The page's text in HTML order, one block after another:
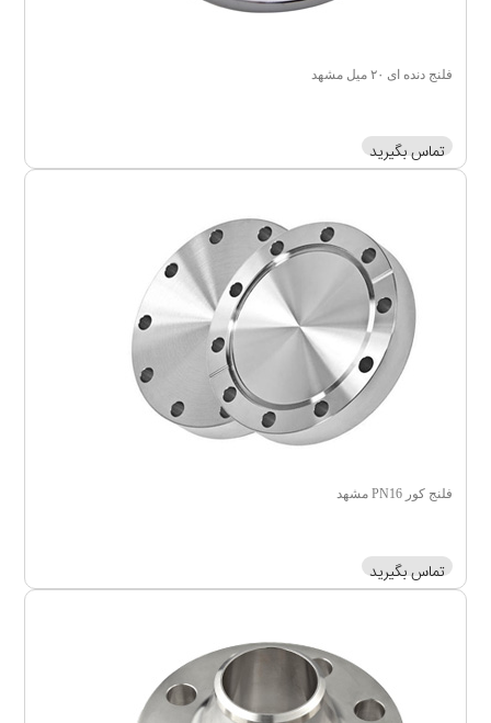
فلنج دنده ای ۲۰ میل مشهد
تماس بگیرید
فلنج کور PN16 مشهد
تماس بگیرید